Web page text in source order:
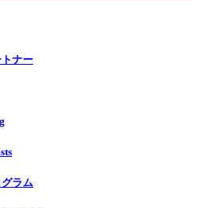
ナー
ラム